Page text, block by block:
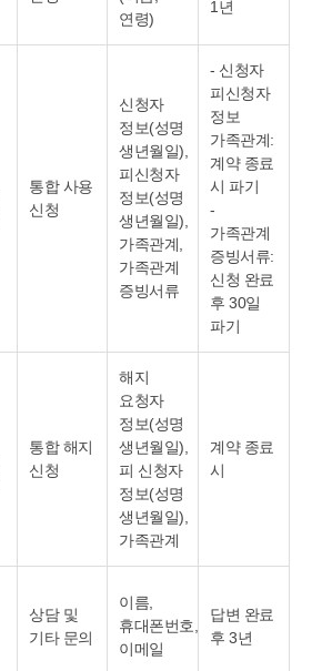
연령)
1년
통합 사용
신청
신청자
정보(성명
생년월일),
피신청자
정보(성명
생년월일),
가족관계,
가족관계
증빙서류
- 신청자
피신청자
정보
가족관계:
계약 종료
시 파기
-
가족관계
증빙서류:
신청 완료
후 30일
파기
통합 해지
신청
해지
요청자
정보(성명
생년월일),
피 신청자
정보(성명
생년월일),
가족관계
계약 종료
시
상담 및
기타 문의
이름,
휴대폰번호,
이메일
답변 완료
후 3년